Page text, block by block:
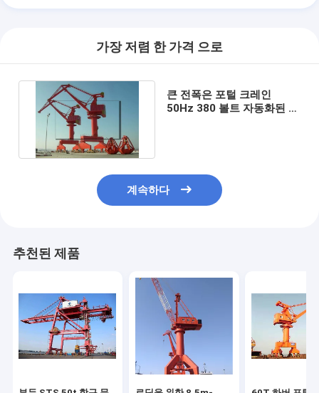
가장 저렴 한 가격 으로
큰 전폭은 포털 크레인
50Hz 380 볼트 자동화된 안
계속하다
추천된 제품